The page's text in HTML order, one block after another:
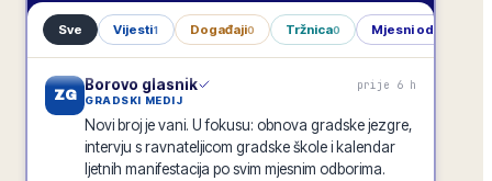
Sve Vijesti1 Događaji0 Tržnica0 Mjesni odbori
ZG
Borovo glasnik prije 6 h
GRADSKI MEDIJ
Novi broj je vani. U fokusu: obnova gradske jezgre,
intervju s ravnateljicom gradske škole i kalendar
ljetnih manifestacija po svim mjesnim odborima.